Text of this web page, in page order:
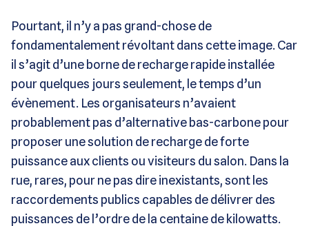
Pourtant, il n’y a pas grand-chose de
fondamentalement révoltant dans cette image. Car
il s’agit d’une borne de recharge rapide installée
pour quelques jours seulement, le temps d’un
évènement. Les organisateurs n’avaient
probablement pas d’alternative bas-carbone pour
proposer une solution de recharge de forte
puissance aux clients ou visiteurs du salon. Dans la
rue, rares, pour ne pas dire inexistants, sont les
raccordements publics capables de délivrer des
puissances de l’ordre de la centaine de kilowatts.